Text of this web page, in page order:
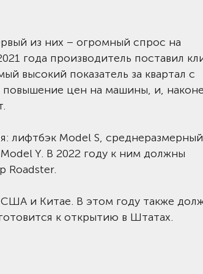
из них – огромный спрос на
года производитель поставил
высокий показатель за квартал с
повышение цен на машины, и,
лифтбэк Model S, среднеразмерный
Y. В 2022 году к ним должны
Roadster.
и Китае. В этом году также
к открытию в Штатах.